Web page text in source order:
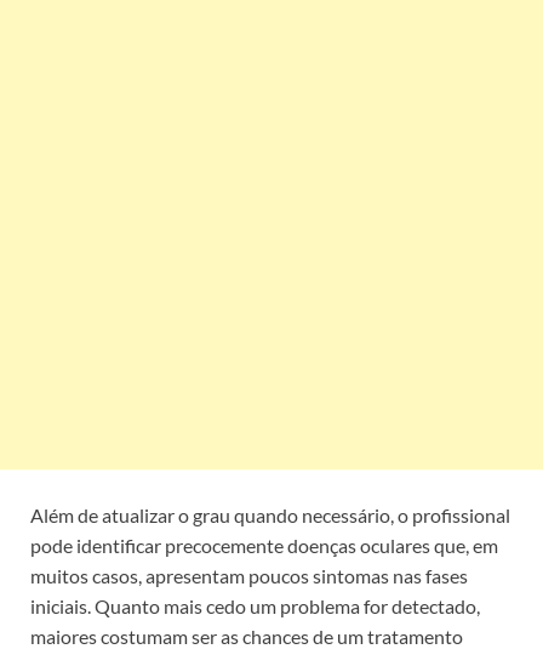
Além de atualizar o grau quando necessário, o profissional
pode identificar precocemente doenças oculares que, em
muitos casos, apresentam poucos sintomas nas fases
iniciais. Quanto mais cedo um problema for detectado,
maiores costumam ser as chances de um tratamento